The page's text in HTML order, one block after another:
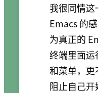
我很同情
Emacs 的
为真正的
终端里面
和菜单，
阻止自己